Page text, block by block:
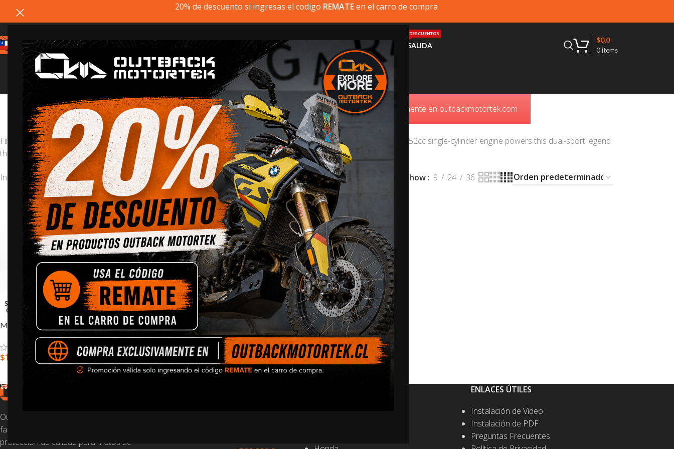
20% de descuento si ingresas el codigo REMATEen el carro de compra
MI MOTOPRODUCTOS INSTALACIÓN SALIDA
DESCUENTOS
0items
$0,0
Kawasaki KLR650
Estimado cliente, si el producto que busca no está disponible, puede comprarlo directamente en outbackmotortek.com
First introduced in 1987, the KLR650 is built to empower the rider’s passion to escape and explore. A fuel-injected 652cc single-cylinder engine powers this dual-sport legend
that rides on a recently redesigned frame. As always, the bike is ready to go for any journey on and off-road.
Inicio Kawasaki/Kawasaki KLR650 Show 9 24 36
SOLD
OUT
Maletas de Aluminio
$1.200.000,0 -$1.300.000,0
SELECCIONAR OPCIONES
Outback Motortek es una empresa
familiar que produce piezas de
protección de calidad para motos de
ENLACES ÚTILES
Instalación de Video
Instalación de PDF
Preguntas Frecuentes